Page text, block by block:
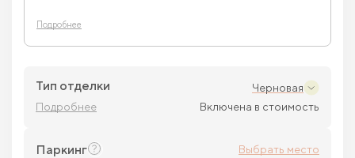
Подробнее
Тип отделки
Черновая
Подробнее
Включена в стоимость
Паркинг Выбрать место